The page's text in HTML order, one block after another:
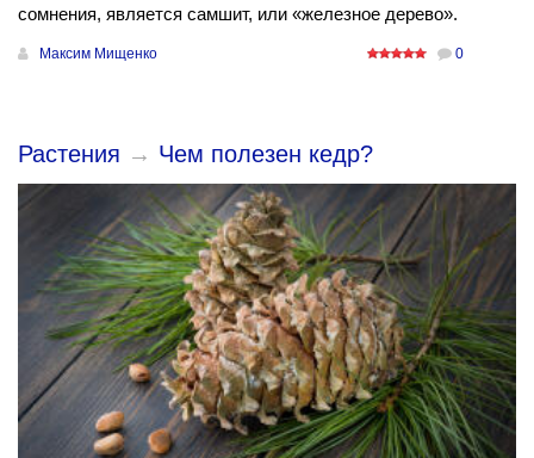
сомнения, является самшит, или «железное дерево».
Максим Мищенко 0
Растения → Чем полезен кедр?